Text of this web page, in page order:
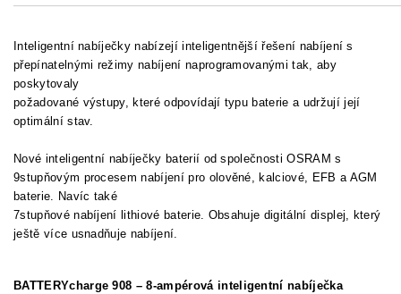
Inteligentní nabíječky nabízejí inteligentnější řešení nabíjení s
přepínatelnými režimy nabíjení naprogramovanými tak, aby
poskytovaly
požadované výstupy, které odpovídají typu baterie a udržují její
optimální stav.
Nové inteligentní nabíječky baterií od společnosti OSRAM s
9stupňovým procesem nabíjení pro olověné, kalciové, EFB a AGM
baterie. Navíc také
7stupňové nabíjení lithiové baterie. Obsahuje digitální displej, který
ještě více usnadňuje nabíjení.
BATTERYcharge 908 – 8-ampérová inteligentní nabíječka